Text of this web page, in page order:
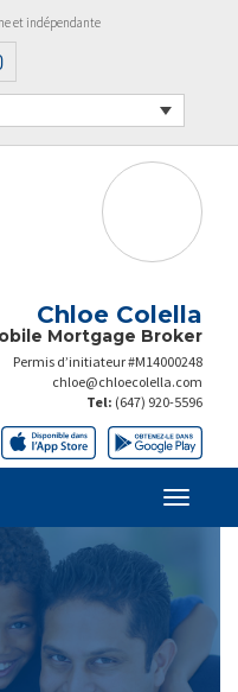
et indépendante
Chloe Colella
Mortgage Broker
Permis d’initiateur #M14000248
chloe@chloecolella.com
Tel: (647) 920-5596